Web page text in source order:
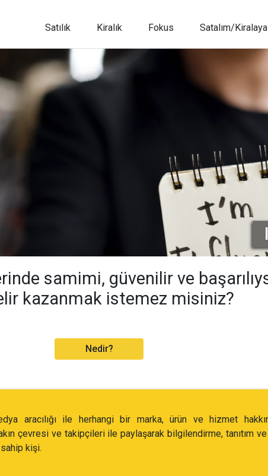
Satılık Kiralık Fokus Satalım/
samimi, güvenilir ve
kazanmak istemez misiniz?
Nedir?
aracılığı ile herhangi bir marka, ürün ve hizmet
çevresi ve takipçileri ile paylaşarak bilgilendirme, tanıtım
kişi.